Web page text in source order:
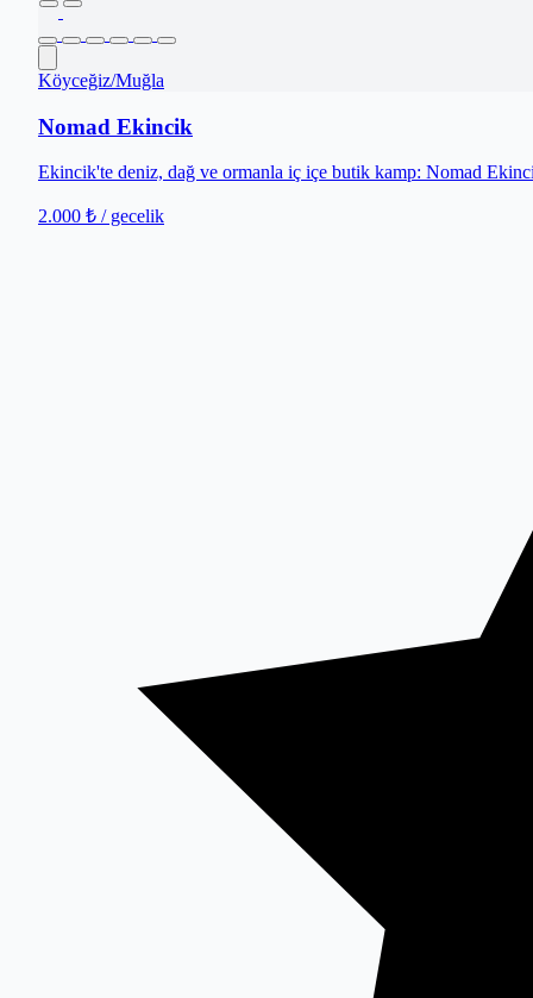
Köyceğiz/Muğla
Nomad Ekincik
Ekincik'te deniz, dağ ve ormanla iç içe butik kamp: Nomad
2.000 ₺ / gecelik